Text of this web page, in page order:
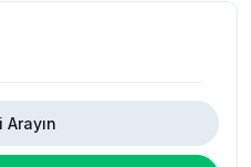
Arayın